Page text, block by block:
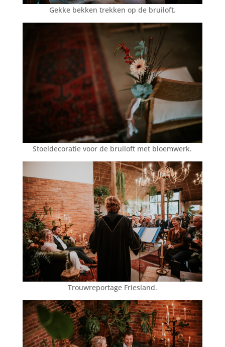
Gekke bekken trekken op de bruiloft.
Stoeldecoratie voor de bruiloft met bloemwerk.
Trouwreportage Friesland.